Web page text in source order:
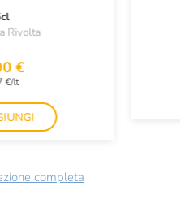
Rivolta
€
€/lt
completa